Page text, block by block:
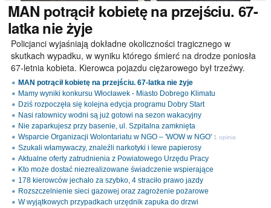
MAN potrącił kobietę na przejściu. 67-
latka nie żyje
Policjanci wyjaśniają dokładne okoliczności tragicznego w
skutkach wypadku, w wyniku którego śmierć na drodze poniosła
67-letnia kobieta. Kierowca pojazdu ciężarowego był trzeźwy.
MAN potrącił kobietę na przejściu. 67-latka nie żyje
Mamy wyniki konkursu Włocławek - Miasto Dobrego Klimatu
Dziś rozpoczęła się kolejna edycja programu Dobry Start
Nasi ratownicy wodni są już gotowi na sezon wakacyjny
Nie zaparkujesz przy basenie, ul. Szpitalna zamknięta
Wsparcie Organizacji Wolontariatu w NGO – 'WOW w NGO' 1 opinia
Szukali włamywaczy, znaleźli narkotyki i lewe papierosy
Aktualne oferty zatrudnienia z Powiatowego Urzędu Pracy
Kto może dostać niezrealizowane świadczenie wspierające
178 kierowców jechało za szybko, 4 straciło prawo jazdy
Rozszczelnienie sieci gazowej oraz zagrożenie pożarowe
W wyjątkowych przypadkach urzędnik zapuka do drzwi